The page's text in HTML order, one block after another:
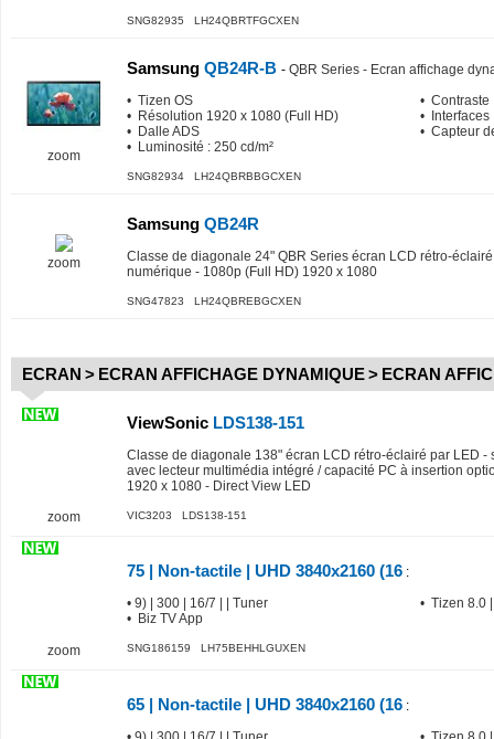
SNG82935 LH24QBRTFGCXEN
zoom
Samsung QB24R-B - QBR Series - Ecran affichage
• Tizen OS
• Résolution 1920 x 1080 (Full HD)
• Dalle ADS
• Luminosité : 250 cd/m²
• Contraste
• Interfaces
• Capteur
SNG82934 LH24QBRBBGCXEN
zoom
Samsung QB24R
Classe de diagonale 24" QBR Series écran LCD rétro-
numérique - 1080p (Full HD) 1920 x 1080
SNG47823 LH24QBREBGCXEN
ECRAN > ECRAN AFFICHAGE DYNAMIQUE> ECRAN
zoom
ViewSonic LDS138-151
Classe de diagonale 138" écran LCD rétro-éclairé par LED -
avec lecteur multimédia intégré / capacité PC à insertion
1920 x 1080 - Direct View LED
VIC3203 LDS138-151
zoom
75 | Non-tactile | UHD 3840x2160 (16 :
• 9) | 300 | 16/7 | | Tuner
• Biz TV App
• Tizen 8.0
SNG186159 LH75BEHHLGUXEN
65 | Non-tactile | UHD 3840x2160 (16 :